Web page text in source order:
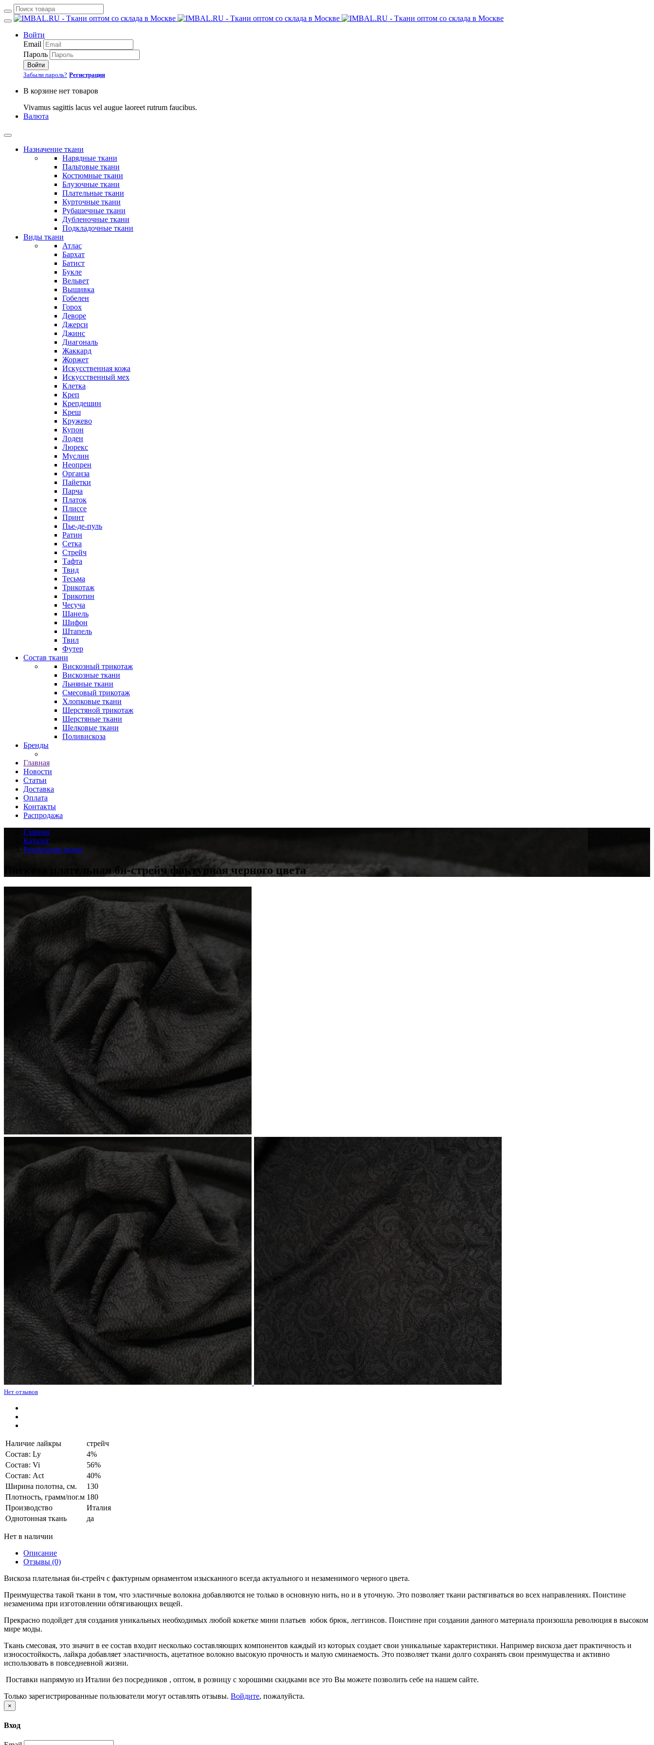
Войти
Email
Пароль
Войти
Забыли пароль? Регистрация
В корзине нет товаров
Vivamus sagittis lacus vel augue laoreet rutrum faucibus.
Валюта
Назначение ткани
Нарядные ткани
Пальтовые ткани
Костюмные ткани
Блузочные ткани
Плательные ткани
Курточные ткани
Рубашечные ткани
Дубленочные ткани
Подкладочные ткани
Виды ткани
Атлас
Бархат
Батист
Букле
Вельвет
Вышивка
Гобелен
Горох
Деворе
Джерси
Джинс
Диагональ
Жаккард
Жоржет
Искусственная кожа
Искусственный мех
Клетка
Креп
Крепдешин
Креш
Кружево
Купон
Лоден
Люрекс
Муслин
Неопрен
Органза
Пайетки
Парча
Платок
Плиссе
Принт
Пье-де-пуль
Ратин
Сетка
Стрейч
Тафта
Твид
Тесьма
Трикотаж
Трикотин
Чесуча
Шанель
Шифон
Штапель
Твил
Футер
Состав ткани
Вискозный трикотаж
Вискозные ткани
Льняные ткани
Смесовый трикотаж
Хлопковые ткани
Шерстяной трикотаж
Шерстяные ткани
Шелковые ткани
Поливискоза
Бренды
Главная
Новости
Статьи
Доставка
Оплата
Контакты
Распродажа
Главная
Каталог
Реализация ткани
Вискоза плательная би-стрейч фактурная черного цвета
Нет отзывов
Наличие лайкры
стрейч
Состав: Ly
4%
Состав: Vi
56%
Состав: Act
40%
Ширина полотна, см.
130
Плотность, грамм/пог.м 180
Производство
Италия
Однотонная ткань
да
Нет в наличии
Описание
Отзывы (0)
Вискоза плательная би-стрейч с фактурным орнаментом изысканного всегда актуального и незаменимого черного цвета.
Преимущества такой ткани в том, что эластичные волокна добавляются не только в основную нить, но и в уточную. Это позволяет ткани растягиваться во всех направлениях. Поистине
незаменима при изготовлении обтягивающих вещей.
Прекрасно подойдет для создания уникальных необходимых любой кокетке мини платьев юбок брюк, леггинсов. Поистине при создании данного материала произошла революция в высоком
мире моды.
Ткань смесовая, это значит в ее состав входит несколько составляющих компонентов каждый из которых создает свои уникальные характеристики. Например вискоза дает практичность и
износостойкость, лайкра добавляет эластичность, ацетатное волокно высокую прочность и малую сминаемость. Это позволяет ткани долго сохранять свои преимущества и активно
использовать в повседневной жизни.
Поставки напрямую из Италии без посредников , оптом, в розницу с хорошими скидками все это Вы можете позволить себе на нашем сайте.
Только зарегистрированные пользователи могут оставлять отзывы. Войдите, пожалуйста.
×
Вход